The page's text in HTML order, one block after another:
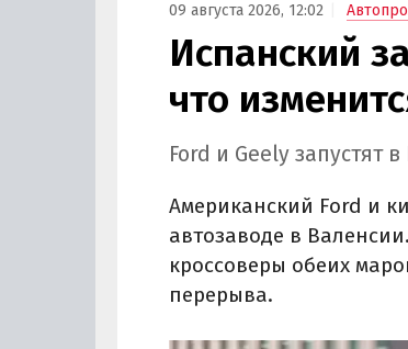
09 августа 2026, 12:02
Испанский
что
Ford и Geely запустят
Американский Ford и
автозаводе в
кроссоверы обеих
перерыва.